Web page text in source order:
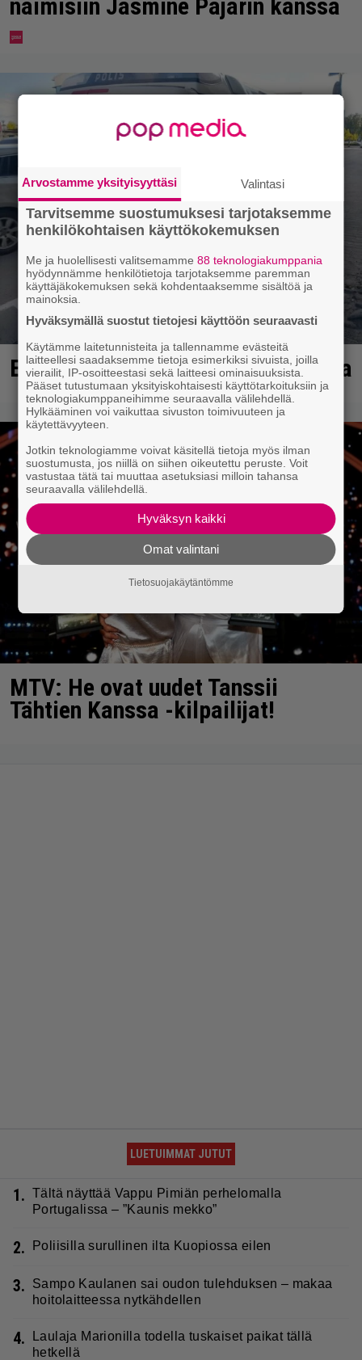
naimisiin Jasmine Pajarin kanssa
Erittäin vaarallinen kuski Ulvilassa
MTV: He ovat uudet Tanssii
Tähtien Kanssa -kilpailijat!
LUETUIMMAT JUTUT
1. Tältä näyttää Vappu Pimiän perhelomalla
Portugalissa – ”Kaunis mekko”
2. Poliisilla surullinen ilta Kuopiossa eilen
3.
Sampo Kaulanen sai oudon tulehduksen – makaa
hoitolaitteessa nytkähdellen
4.
Laulaja Marionilla todella tuskaiset paikat tällä
hetkellä
Arvostamme yksityisyyttäsi Valintasi
Tarvitsemme suostumuksesi tarjotaksemme
henkilökohtaisen käyttökokemuksen
Me ja huolellisesti valitsemamme88 teknologiakumppania
hyödynnämme henkilötietoja tarjotaksemme paremman
käyttäjäkokemuksen sekä kohdentaaksemme sisältöä ja
mainoksia.
Hyväksymällä suostut tietojesi käyttöön seuraavasti
Käytämme laitetunnisteita ja tallennamme evästeitä
laitteellesi saadaksemme tietoja esimerkiksi sivuista, joilla
vierailit, IP-osoitteestasi sekä laitteesi ominaisuuksista.
Pääset tutustumaan yksityiskohtaisesti käyttötarkoituksiin ja
teknologiakumppaneihimme seuraavalla välilehdellä.
Hylkääminen voi vaikuttaa sivuston toimivuuteen ja
käytettävyyteen.
Jotkin teknologiamme voivat käsitellä tietoja myös ilman
suostumusta, jos niillä on siihen oikeutettu peruste. Voit
vastustaa tätä tai muuttaa asetuksiasi milloin tahansa
seuraavalla välilehdellä.
Hyväksyn kaikki
Omat valintani
Tietosuojakäytäntömme